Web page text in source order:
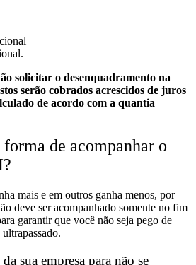
solicitar o desenquadramento na
serão cobrados acrescidos de juros
de acordo com a quantia
de acompanhar o
mais e em outros ganha menos, por
deve ser acompanhado somente no fim
garantir que você não seja pego de
sua empresa para não se